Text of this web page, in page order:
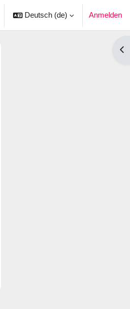
umschalten
Deutsch ‎(de)‎ Anmelden